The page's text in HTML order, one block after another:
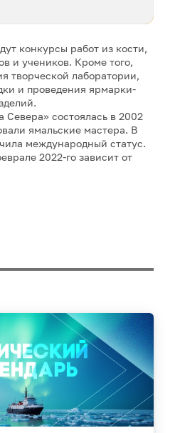
конкурсы работ из кости,
и учеников. Кроме того,
творческой лаборатории,
и проведения ярмарки-
состоялась в 2002
ямальские мастера. В
международный статус.
2022-го зависит от